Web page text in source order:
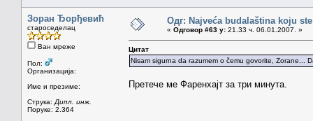
Зоран Ђорђевић
староседелац
Ван мреже
Пол:
Организација:
Име и презиме:
Струка: Дипл. инж.
Поруке: 2.364
Одг: Najveća budalaština koju
« Одговор #63 у: 21.33 ч. 06.01.2007. »
Цитат
Nisam sigurna da razumem o čemu govorite, Zorane...
Претече ме Фаренхајт за три минута.